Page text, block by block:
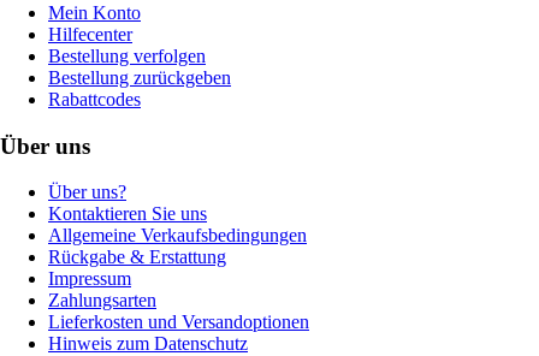
Mein Konto
Hilfecenter
Bestellung verfolgen
Bestellung zurückgeben
Rabattcodes
Über uns
Über uns?
Kontaktieren Sie uns
Allgemeine Verkaufsbedingungen
Rückgabe & Erstattung
Impressum
Zahlungsarten
Lieferkosten und Versandoptionen
Hinweis zum Datenschutz